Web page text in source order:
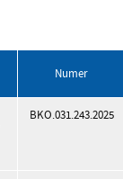
Numer
BKO.031.243.2025